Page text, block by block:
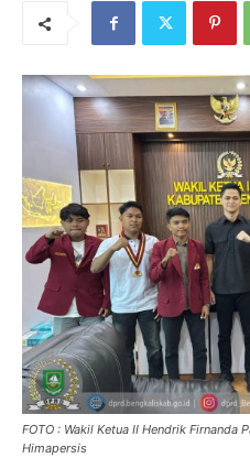
FOTO : Wakil Ketua II Hendrik Firnanda
Himapersis